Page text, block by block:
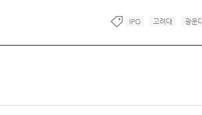
IPO 고려대 광운